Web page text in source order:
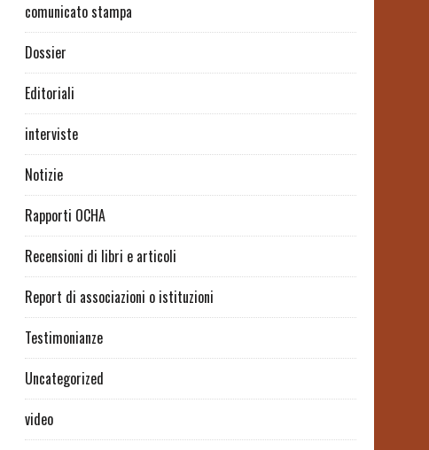
comunicato stampa
Dossier
Editoriali
interviste
Notizie
Rapporti OCHA
Recensioni di libri e articoli
Report di associazioni o istituzioni
Testimonianze
Uncategorized
video